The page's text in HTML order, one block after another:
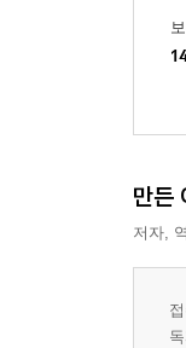
프로
시간
오직
사내
빵을
길을
활자
만든
저자,